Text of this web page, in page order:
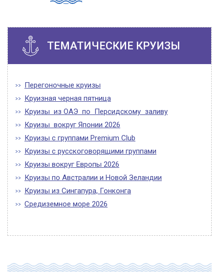
ТЕМАТИЧЕСКИЕ КРУИЗЫ
Перегоночные круизы
Круизная черная пятница
Круизы из ОАЭ по Персидскому заливу
Круизы вокруг Японии 2026
Круизы с группами Premium Club
Круизы с русскоговорящими группами
Круизы вокруг Европы 2026
Круизы по Австралии и Новой Зеландии
Круизы из Сингапура, Гонконга
Средиземное море 2026